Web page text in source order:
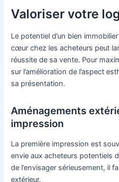
Valoriser votre
Le potentiel d’un bien
cœur chez les acheteurs peut
réussite de sa vente. Pour
sur l’amélioration de l’aspect
sa présentation.
Aménagements
impression
La première impression est
envie aux acheteurs potentiels
de l’envisager sérieusement, il
extérieur.